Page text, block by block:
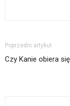
Poprzedni artykuł
Czy Kanie obiera